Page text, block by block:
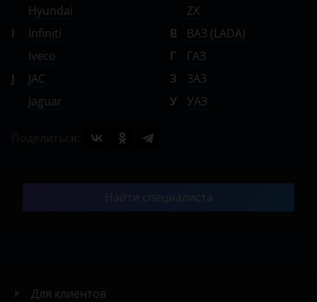
Hyundai
I
Infiniti
Iveco
J
JAC
Jaguar
ZX
В
ВАЗ (LADA)
Г
ГАЗ
З
ЗАЗ
У
УАЗ
Найти специалиста
Для клиентов